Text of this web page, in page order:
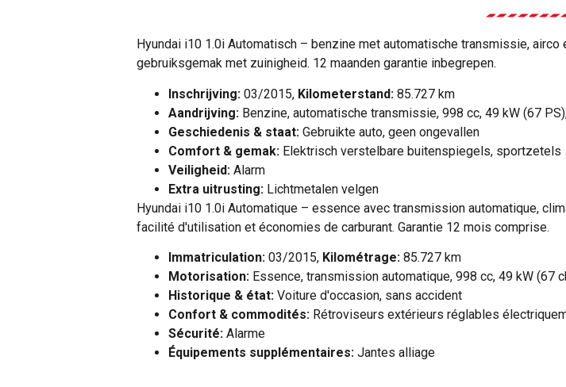
Hyundai i10 1.0i Automatisch – benzine met automatische transmissie,
gebruiksgemak met zuinigheid. 12 maanden garantie inbegrepen.
Inschrijving: 03/2015, Kilometerstand: 85.727 km
Aandrijving: Benzine, automatische transmissie, 998 cc, 49 kW (67
Geschiedenis & staat: Gebruikte auto, geen ongevallen
Comfort & gemak: Elektrisch verstelbare buitenspiegels, sportzetels
Veiligheid: Alarm
Extra uitrusting: Lichtmetalen velgen
Hyundai i10 1.0i Automatique – essence avec transmission automatique,
facilité d'utilisation et économies de carburant. Garantie 12 mois comprise.
Immatriculation: 03/2015, Kilométrage: 85.727 km
Motorisation: Essence, transmission automatique, 998 cc, 49 kW (67
Historique & état: Voiture d'occasion, sans accident
Confort & commodités: Rétroviseurs extérieurs réglables
Sécurité: Alarme
Équipements supplémentaires: Jantes alliage